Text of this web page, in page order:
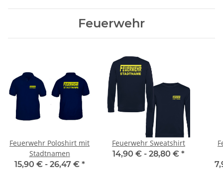
Feuerwehr
Feuerwehr Poloshirt mit
Stadtnamen
15,90 € - 26,47 € *
Feuerwehr Sweatshirt
14,90 € - 28,80 € *